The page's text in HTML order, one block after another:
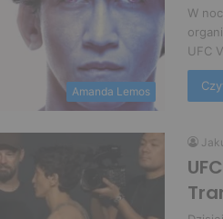
Amanda Lemos
W
UFC